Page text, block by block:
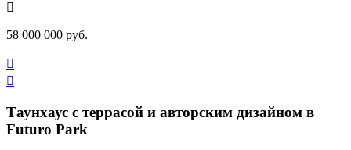

58 000 000 руб.


Таунхаус с террасой и авторским дизайном в
Futuro Park